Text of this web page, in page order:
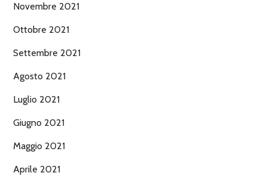
Novembre 2021
Ottobre 2021
Settembre 2021
Agosto 2021
Luglio 2021
Giugno 2021
Maggio 2021
Aprile 2021